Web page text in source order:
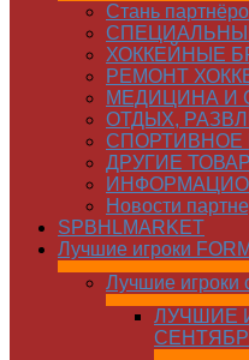
Стань
ХОККЕЙНЫЕ
РЕМОНТ
МЕДИЦИНА И
ОТДЫХ,
СПОРТИВНОЕ
ДРУГИЕ
Новости
SPBHLMARKET
Лучшие игроки
Лучшие игроки
ЛУЧШИЕ